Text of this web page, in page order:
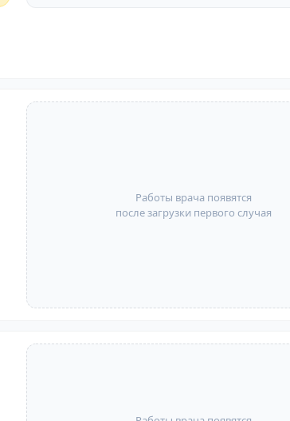
Работы врача появятся
после загрузки первого случая